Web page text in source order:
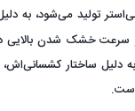
تولید می‌شود، به
خشک شدن بالایی
دلیل ساختار